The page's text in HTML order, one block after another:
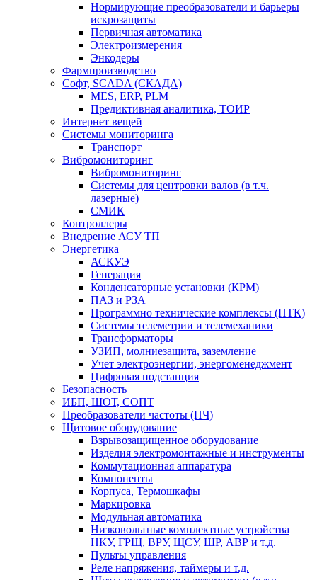
Нормирующие преобразователи и барьеры
искрозащиты
Первичная автоматика
Электроизмерения
Энкодеры
Фармпроизводство
Софт, SCADA (СКАДА)
MES, ERP, PLM
Предиктивная аналитика, ТОИР
Интернет вещей
Системы мониторинга
Транспорт
Вибромониторинг
Вибромониторинг
Системы для центровки валов (в т.ч.
лазерные)
СМИК
Контроллеры
Внедрение АСУ ТП
Энергетика
АСКУЭ
Генерация
Конденсаторные установки (КРМ)
ПАЗ и РЗА
Программно технические комплексы (ПТК)
Системы телеметрии и телемеханики
Трансформаторы
УЗИП, молниезащита, заземление
Учет электроэнергии, энергоменеджмент
Цифровая подстанция
Безопасность
ИБП, ШОТ, СОПТ
Преобразователи частоты (ПЧ)
Щитовое оборудование
Взрывозащищенное оборудование
Изделия электромонтажные и инструменты
Коммутационная аппаратура
Компоненты
Корпуса, Термошкафы
Маркировка
Модульная автоматика
Низковольтные комплектные устройства
НКУ, ГРЩ, ВРУ, ЩСУ, ШР, АВР и т.д.
Пульты управления
Реле напряжения, таймеры и т.д.